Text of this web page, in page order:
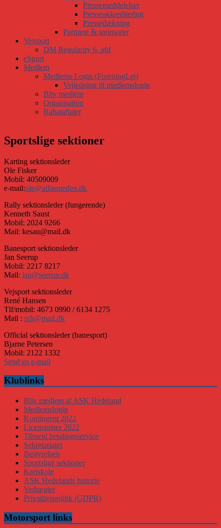
Pressemeddelelser
Presseakkreditering
Pressedækning
Partnere & sponsorer
Vejsport
DM Regularity 6. afd
eSport
Medlem
Medlems Login (ForeningLet)
Vejledning til medlemslogin
Bliv medlem
Organisation
Rabataftaler
Sportslige sektioner
Karting sektionsleder
Ole Fisker
Mobil: 40509009
e-mail:ole@alfasmeden.dk
Rally sektionsleder (fungerende)
Kenneth Saust
Mobil: 2024 9266
Mail: kesau@mail.dk
Banesport sektionsleder
Jan Seerup
Mobil: 2217 8217
Mail: jan@seerup.dk
Vejsport sektionsleder
René Hansen
Tlf/mobil: 4673 0990 / 6134 1275
Mail : rzh@mail.dk
Official sektionsleder (banesport)
Bjarne Petersen
Mobil: 2122 1332
Send en e-mail
Klublinks
Bliv medlem af ASK Hedeland
Medlemslogin
Kontingent 2022
Licenspriser 2022
Tilmeld betalingsservice
Sekretariatet
Bestyrelsen
Sportslige sektioner
Kartskole
ASK Hedelands historie
Vedtægter
Privatlivspolitik (GDPR)
Motorsport links